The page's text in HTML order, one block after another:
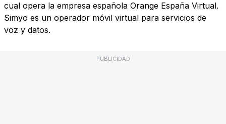
cual opera la empresa española Orange España Virtual.
Simyo es un operador móvil virtual para servicios de
voz y datos.
PUBLICIDAD